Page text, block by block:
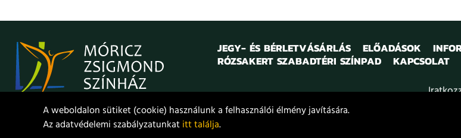
JEGY- ÉS BÉRLETVÁSÁRLÁS ELŐADÁSOK
RÓZSAKERT SZABADTÉRI SZÍNPAD
KAPCSOLAT
Adatvédelem
© 2021. Móricz Zsigmond Színház
A weboldalon sütiket (cookie) használunk a felhasználói élmény javítására.
Az adatvédelemi szabályzatunkatitt találja.